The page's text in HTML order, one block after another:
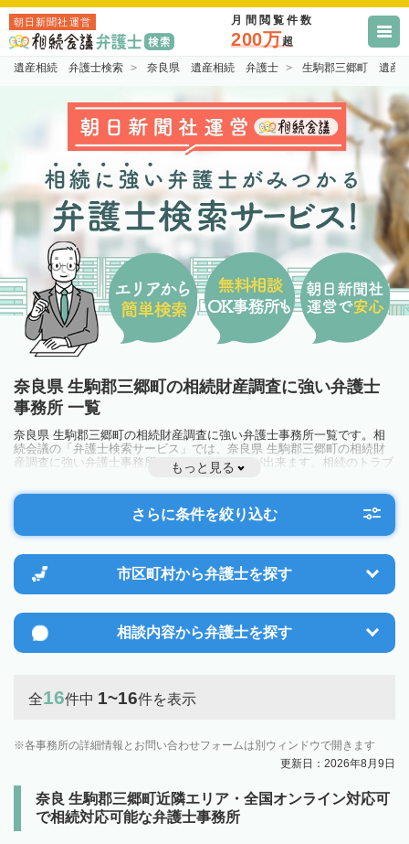
朝日新聞社運営 月間閲覧件数
200万超
遺産相続 弁護士検索 奈良県 遺産相続 弁護士 生駒郡三郷町 遺産
奈良県 生駒郡三郷町の相続財産調査に強い弁護士
事務所 一覧
奈良県 生駒郡三郷町の相続財産調査に強い弁護士事務所一覧です。相
続会議の「弁護士検索サービス」では、奈良県 生駒郡三郷町の相続財
産調査に強い弁護士事務所を一覧で見ることが出来ます。相続のトラブ
ルやお悩みを抱えている方は一度近隣の弁護士に相談してみましょう。
もっと見る
さらに条件を絞り込む
市区町村から弁護士を探す
相談内容から弁護士を探す
全16件中 1~16件を表示
各事務所の詳細情報とお問い合わせフォームは別ウィンドウで開きます
更新日：2026年8月9日
奈良 生駒郡三郷町近隣エリア・全国オンライン対応可
で相続対応可能な弁護士事務所